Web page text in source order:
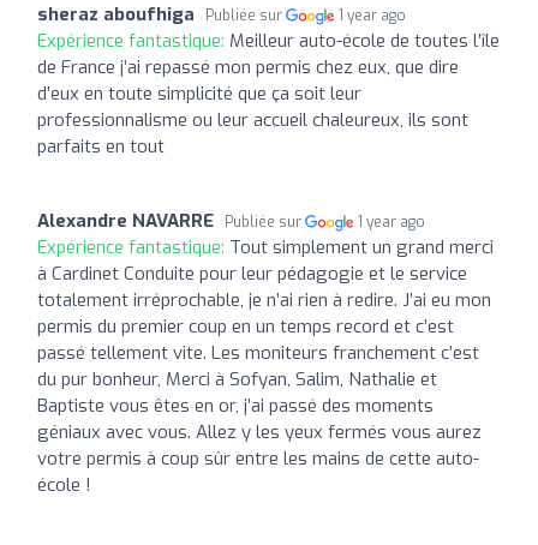
sheraz aboufhiga Publiée sur 1 year ago
Expérience fantastique: Meilleur auto-école de toutes l’île
de France j’ai repassé mon permis chez eux, que dire
d’eux en toute simplicité que ça soit leur
professionnalisme ou leur accueil chaleureux, ils sont
parfaits en tout
Alexandre NAVARRE Publiée sur 1 year ago
Expérience fantastique: Tout simplement un grand merci
à Cardinet Conduite pour leur pédagogie et le service
totalement irréprochable, je n’ai rien à redire. J’ai eu mon
permis du premier coup en un temps record et c’est
passé tellement vite. Les moniteurs franchement c’est
du pur bonheur, Merci à Sofyan, Salim, Nathalie et
Baptiste vous êtes en or, j’ai passé des moments
géniaux avec vous. Allez y les yeux fermés vous aurez
votre permis à coup sûr entre les mains de cette auto-
école !